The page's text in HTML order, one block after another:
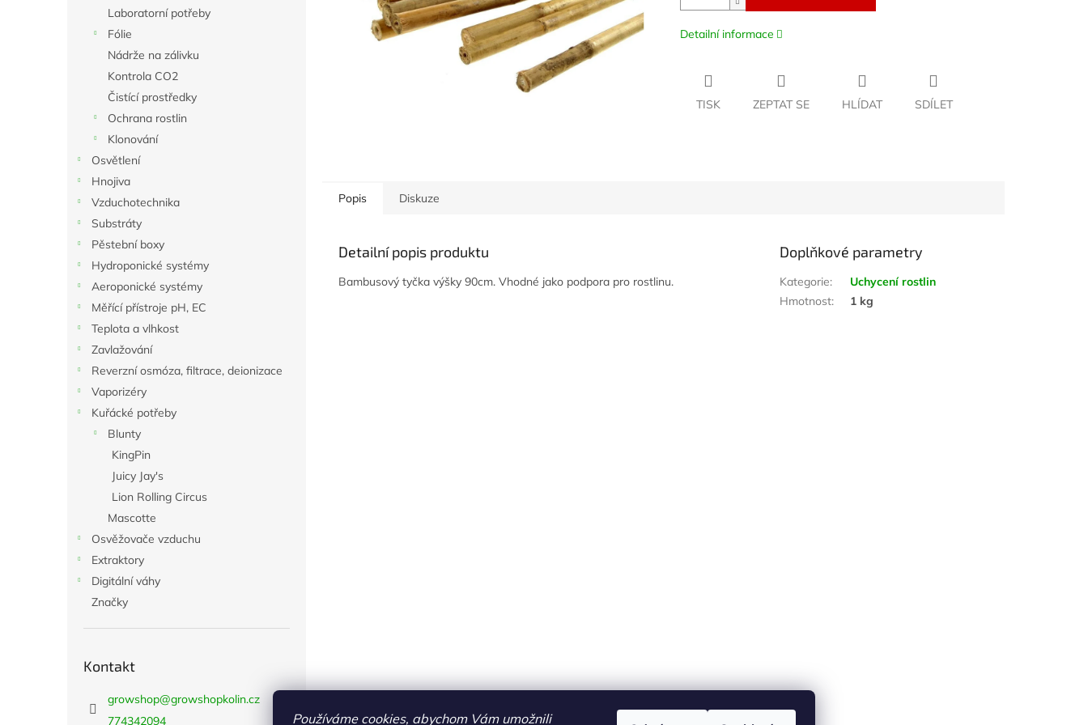
Používáme cookies, abychom Vám umožnili
Laboratorní potřeby
Fólie
Nádrže na zálivku
Kontrola CO2
Čistící prostředky
Ochrana rostlin
Klonování
Osvětlení
Hnojiva
Vzduchotechnika
Substráty
Pěstební boxy
Hydroponické systémy
Aeroponické systémy
Měřící přístroje pH, EC
Teplota a vlhkost
Zavlažování
Reverzní osmóza, filtrace, deionizace
Vaporizéry
Kuřácké potřeby
Blunty
KingPin
Juicy Jay's
Lion Rolling Circus
Mascotte
Osvěžovače vzduchu
Extraktory
Digitální váhy
Značky
Kontakt
growshop@growshopkolin.cz
774342094
Detailní informace
TISK ZEPTAT SE HLÍDAT SDÍLET
Popis Diskuze
Detailní popis produktu
Bambusový tyčka výšky 90cm. Vhodné jako podpora pro rostlinu.
Doplňkové parametry
Kategorie:
Uchycení rostlin
Hmotnost: 1 kg